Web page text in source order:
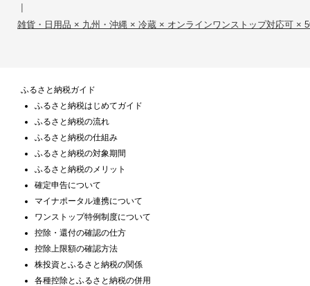
|
雑貨・日用品 × 九州・沖縄 × 冷蔵 × オンラインワンストップ対応可 ×
ふるさと納税ガイド
ふるさと納税はじめてガイド
ふるさと納税の流れ
ふるさと納税の仕組み
ふるさと納税の対象期間
ふるさと納税のメリット
確定申告について
マイナポータル連携について
ワンストップ特例制度について
控除・還付の確認の仕方
控除上限額の確認方法
株投資とふるさと納税の関係
各種控除とふるさと納税の併用